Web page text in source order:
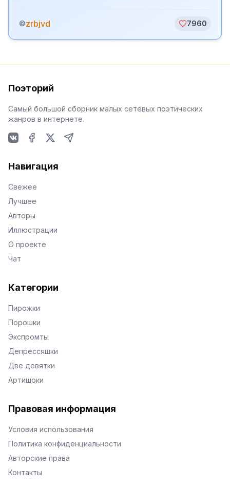
©zrbjvd 7960
Поэторий
Самый большой сборник малых сетевых поэтических
жанров в интернете.
Навигация
Свежее
Лучшее
Авторы
Иллюстрации
О проекте
Чат
Категории
Пирожки
Порошки
Экспромты
Депрессяшки
Две девятки
Артишоки
Правовая информация
Условия использования
Политика конфиденциальности
Авторские права
Контакты